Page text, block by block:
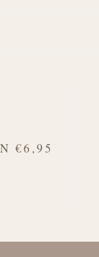
€6,95